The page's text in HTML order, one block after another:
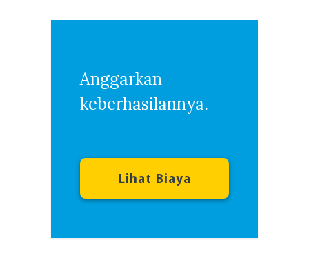
Anggarkan
keberhasilannya.
Lihat Biaya